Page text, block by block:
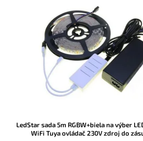
LedStar sada 5m RGBW+biela na výber
WiFi Tuya ovládač 230V zdroj do